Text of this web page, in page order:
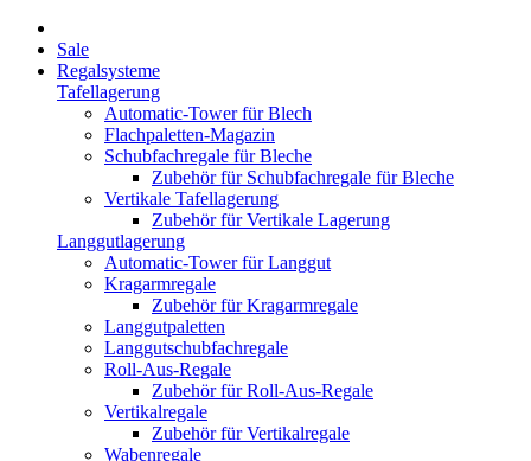
Sale
Regalsysteme
Tafellagerung
Automatic-Tower für Blech
Flachpaletten-Magazin
Schubfachregale für Bleche
Zubehör für Schubfachregale für Bleche
Vertikale Tafellagerung
Zubehör für Vertikale Lagerung
Langgutlagerung
Automatic-Tower für Langgut
Kragarmregale
Zubehör für Kragarmregale
Langgutpaletten
Langgutschubfachregale
Roll-Aus-Regale
Zubehör für Roll-Aus-Regale
Vertikalregale
Zubehör für Vertikalregale
Wabenregale